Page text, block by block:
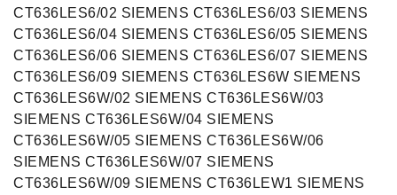
CT636LES6/02 SIEMENS CT636LES6/03 SIEMENS
CT636LES6/04 SIEMENS CT636LES6/05 SIEMENS
CT636LES6/06 SIEMENS CT636LES6/07 SIEMENS
CT636LES6/09 SIEMENS CT636LES6W SIEMENS
CT636LES6W/02 SIEMENS CT636LES6W/03
SIEMENS CT636LES6W/04 SIEMENS
CT636LES6W/05 SIEMENS CT636LES6W/06
SIEMENS CT636LES6W/07 SIEMENS
CT636LES6W/09 SIEMENS CT636LEW1 SIEMENS